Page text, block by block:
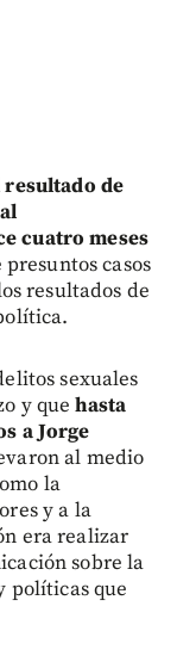
de
cuatro meses
casos
resultados de
sexuales
y quehasta
a Jorge
al medio
la
y a la
era realizar
sobre la
políticas que